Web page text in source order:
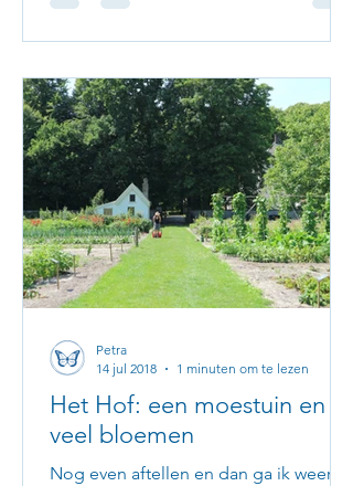
Het Hof: een moestuin en
veel bloemen
Nog even aftellen en dan ga ik weer
Petra
14 jul 2018
1 minuten om te lezen